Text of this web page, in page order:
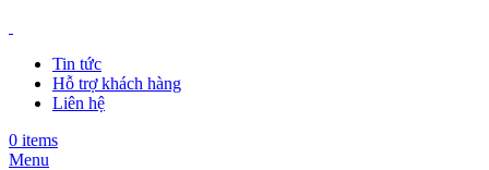
Tin tức
Hỗ trợ khách hàng
Liên hệ
0 items
Menu